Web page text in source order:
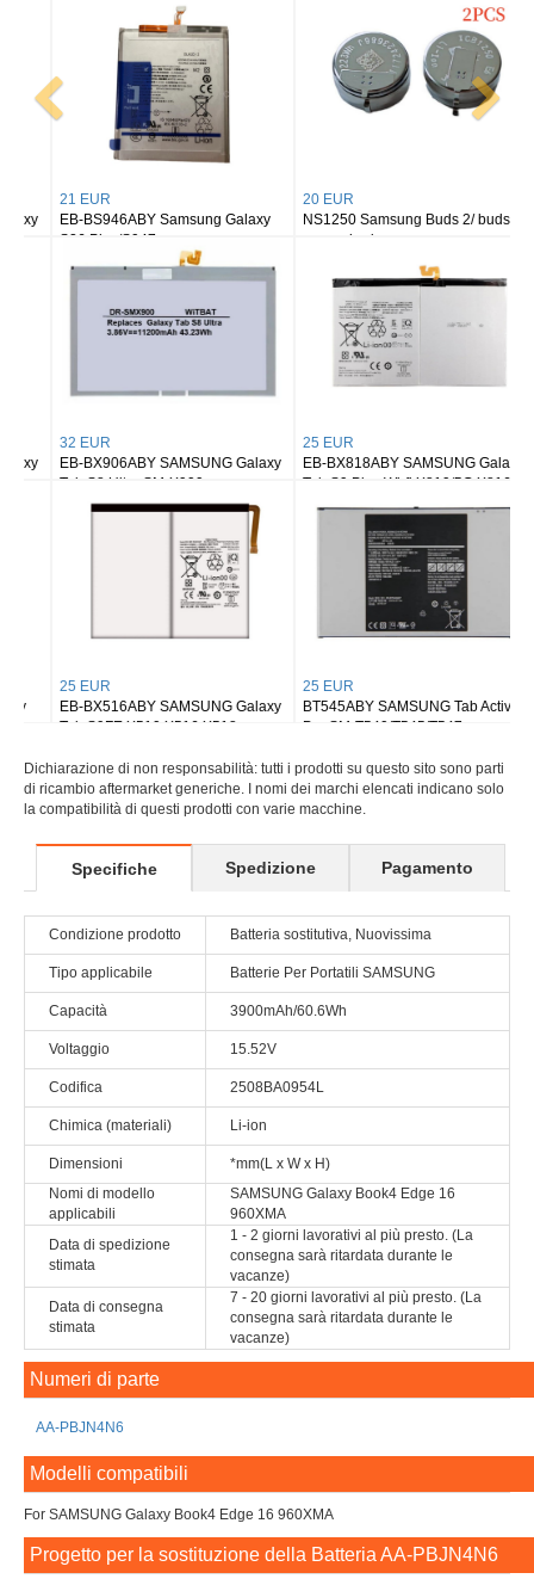
21 EUR
EB-BS946ABY Samsung Galaxy
S26 Plus/S947
20 EUR
NS1250 Samsung Buds 2/ buds 2
pro earbuds
32 EUR
EB-BX906ABY SAMSUNG Galaxy
Tab S8 Ultra SM-X900
25 EUR
EB-BX818ABY SAMSUNG Galaxy
Tab S9 Plus Wi-fi X810/5G X816
25 EUR
EB-BX516ABY SAMSUNG Galaxy
Tab S9FE X510 X516 X518
25 EUR
BT545ABY SAMSUNG Tab Active
Pro SM-T540/T545/T547
Dichiarazione di non responsabilità: tutti i prodotti su questo sito sono parti
di ricambio aftermarket generiche. I nomi dei marchi elencati indicano solo
la compatibilità di questi prodotti con varie macchine.
Specifiche Spedizione Pagamento
Condizione prodotto Batteria sostitutiva, Nuovissima
Tipo applicabile Batterie Per Portatili SAMSUNG
Capacità 3900mAh/60.6Wh
Voltaggio 15.52V
Codifica 2508BA0954L
Chimica (materiali) Li-ion
Dimensioni
*mm(L x W x H)
Nomi di modello
applicabili
SAMSUNG Galaxy Book4 Edge 16
960XMA
Data di spedizione
stimata
1 - 2 giorni lavorativi al più presto. (La
consegna sarà ritardata durante le
vacanze)
Data di consegna
stimata
7 - 20 giorni lavorativi al più presto. (La
consegna sarà ritardata durante le
vacanze)
Numeri di parte
AA-PBJN4N6
Modelli compatibili
For SAMSUNG Galaxy Book4 Edge 16 960XMA
Progetto per la sostituzione della Batteria AA-PBJN4N6